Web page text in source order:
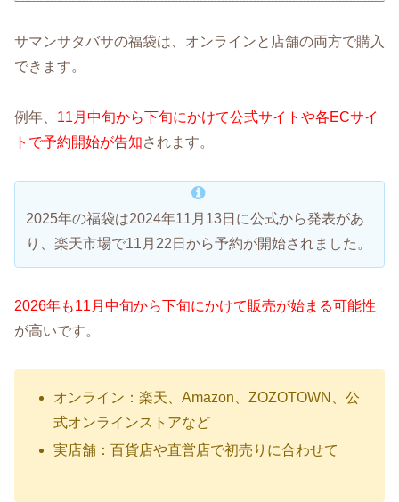
サマンサタバサの福袋は、オンラインと店舗の両方で購入
できます。
例年、 11月中旬から下旬にかけて公式サイトや各ECサイ
トで予約開始が告知されます。
2025年の福袋は2024年11月13日に公式から発表があ
り、楽天市場で11月22日から予約が開始されました。
2026年も11月中旬から下旬にかけて販売が始まる可能性
が高いです。
オンライン：楽天、Amazon、ZOZOTOWN、公
式オンラインストアなど
実店舗：百貨店や直営店で初売りに合わせて